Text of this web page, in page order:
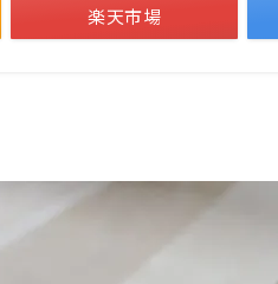
楽天市場